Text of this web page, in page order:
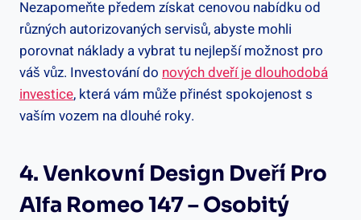
Nezapomeňte předem získat cenovou nabídku od
různých autorizovaných servisů, abyste mohli
porovnat náklady a vybrat tu nejlepší možnost pro
váš vůz. Investování do nových dveří je dlouhodobá
investice, která vám může přinést spokojenost s
vaším vozem na dlouhé roky.
4. Venkovní Design Dveří Pro
Alfa Romeo 147 – Osobitý